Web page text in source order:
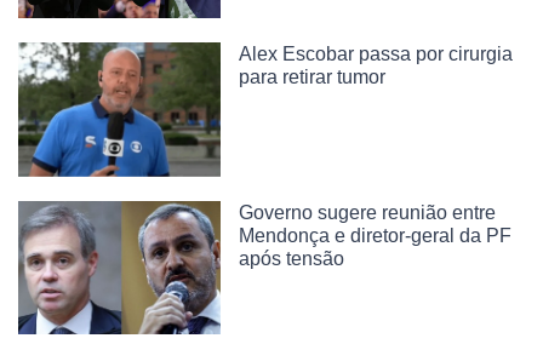
Alex Escobar passa por cirurgia
para retirar tumor
Governo sugere reunião entre
Mendonça e diretor-geral da PF
após tensão